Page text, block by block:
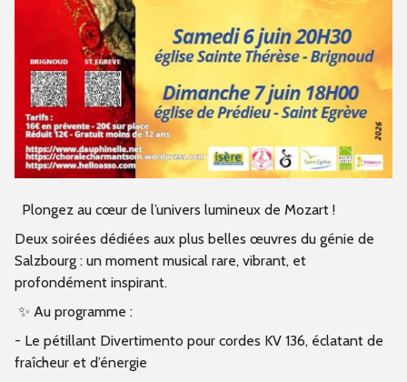
Plongez au cœur de l’univers lumineux de Mozart !
Deux soirées dédiées aux plus belles œuvres du génie de
Salzbourg : un moment musical rare, vibrant, et
profondément inspirant.
✨ Au programme :
- Le pétillant Divertimento pour cordes KV 136, éclatant de
fraîcheur et d’énergie